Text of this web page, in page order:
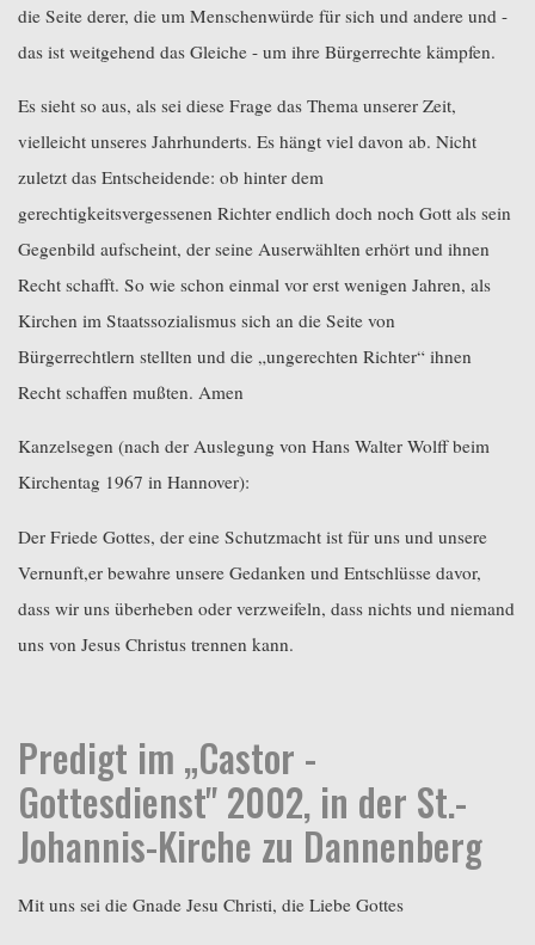
die Seite derer, die um Menschenwürde für sich und andere und -
das ist weitgehend das Gleiche - um ihre Bürgerrechte kämpfen.
Es sieht so aus, als sei diese Frage das Thema unserer Zeit,
vielleicht unseres Jahrhunderts. Es hängt viel davon ab. Nicht
zuletzt das Entscheidende: ob hinter dem
gerechtigkeitsvergessenen Richter endlich doch noch Gott als sein
Gegenbild aufscheint, der seine Auserwählten erhört und ihnen
Recht schafft. So wie schon einmal vor erst wenigen Jahren, als
Kirchen im Staatssozialismus sich an die Seite von
Bürgerrechtlern stellten und die „ungerechten Richter“ ihnen
Recht schaffen mußten. Amen
Kanzelsegen (nach der Auslegung von Hans Walter Wolff beim
Kirchentag 1967 in Hannover):
Der Friede Gottes, der eine Schutzmacht ist für uns und unsere
Vernunft,er bewahre unsere Gedanken und Entschlüsse davor,
dass wir uns überheben oder verzweifeln, dass nichts und niemand
uns von Jesus Christus trennen kann.
Predigt im „Castor -
Gottesdienst" 2002, in der St.-
Johannis-Kirche zu Dannenberg
Mit uns sei die Gnade Jesu Christi, die Liebe Gottes